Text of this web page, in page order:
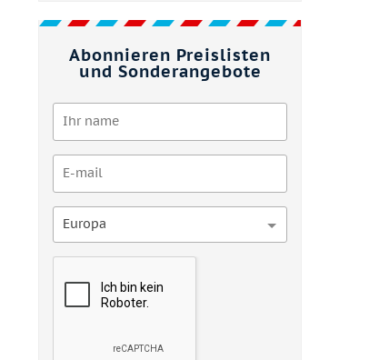
Abonnieren Preislisten
und Sonderangebote
Europa